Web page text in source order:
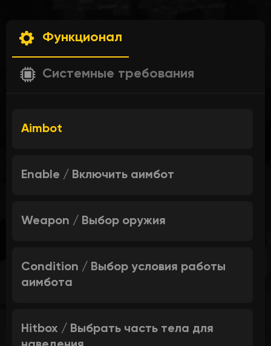
Функционал
Системные требования
Aimbot
Enable / Включить аимбот
Weapon / Выбор оружия
Condition / Выбор условия работы
аимбота
Hitbox / Выбрать часть тела для